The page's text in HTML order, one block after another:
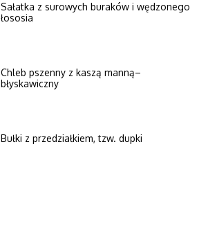
Sałatka z surowych buraków i wędzonego
łososia
Chleb pszenny z kaszą manną–
błyskawiczny
Bułki z przedziałkiem, tzw. dupki